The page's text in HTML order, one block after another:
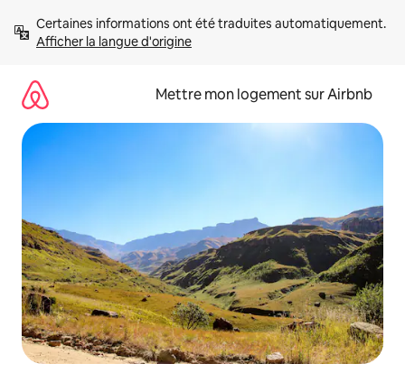
directement
Afficher la langue d'origine
Mettre mon logement sur Airbnb